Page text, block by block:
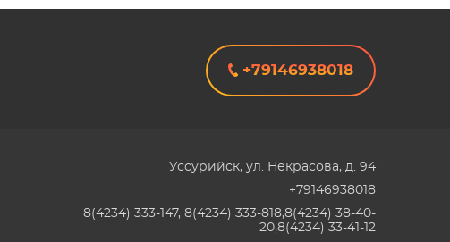
+79146938018
Уссурийск, ул. Некрасова, д. 94
+79146938018
8(4234) 333-147, 8(4234) 333-818,8(4234) 38-40-
20,8(4234) 33-41-12